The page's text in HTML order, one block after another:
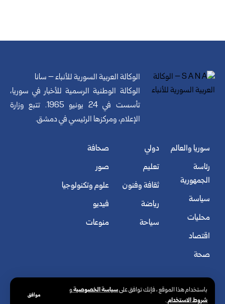
باستخدام هذا الموقع ، فإنك توافق علىسياسة الخصوصيةو
شروط الاستخدام.
موافق
الوكالة العربية السورية للأنباء – سانا
الوكالة الوطنية الرسمية للأخبار في سوريا،
تأسست في 24 يونيو 1965. تتبع وزارة
الإعلام، ومركزها الرئيسي في دمشق.
سوريا والعالم
رئاسة
الجمهورية
سياسة
محليات
اقتصاد
صحة
دولي
تعليم
ثقافة وفنون
رياضة
سياحة
صحافة
صور
علوم وتكنولوجيا
فيديو
منوعات